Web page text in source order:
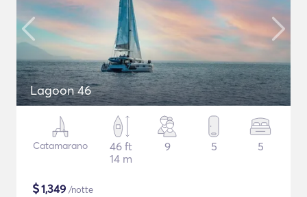
Lagoon 46
Catamarano
46 ft
14 m
9 5 5
$1,349 /notte